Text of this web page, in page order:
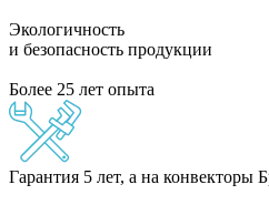
Экологичность
и безопасность продукции
Более 25 лет опыта
Гарантия 5 лет, а на конвекторы